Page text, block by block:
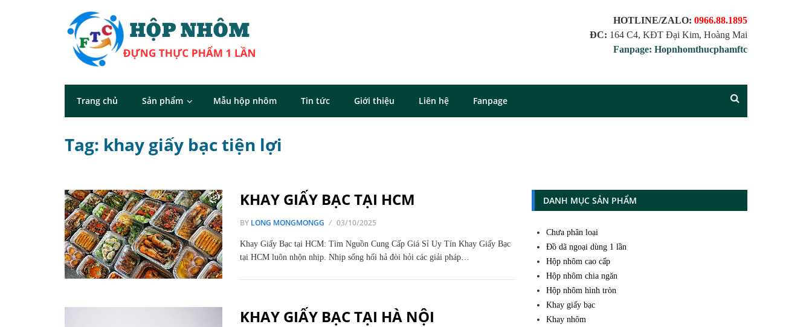
HOTLINE/ZALO: 0966.88.1895
ĐC: 164 C4, KĐT Đại Kim, Hoàng Mai
Fanpage: Hopnhomthucphamftc
Trang chủ Sản phẩm Mẫu hộp nhôm Tin tức Giới thiệu Liên hệ Fanpage
Tag: khay giấy bạc tiện lợi
KHAY GIẤY BẠC TẠI HCM
BY LONG MONGMONGG 03/10/2025
Khay Giấy Bạc tại HCM: Tìm Nguồn Cung Cấp Giá Sỉ Uy Tín Khay Giấy Bạc
tại HCM luôn nhộn nhịp. Nhịp sống hối hả đòi hỏi các giải pháp…
KHAY GIẤY BẠC TẠI HÀ NỘI
DANH MỤC SẢN PHẨM
Chưa phân loại
Đồ dã ngoại dùng 1 lần
Hộp nhôm cao cấp
Hộp nhôm chia ngăn
Hộp nhôm hình tròn
Khay giấy bạc
Khay nhôm